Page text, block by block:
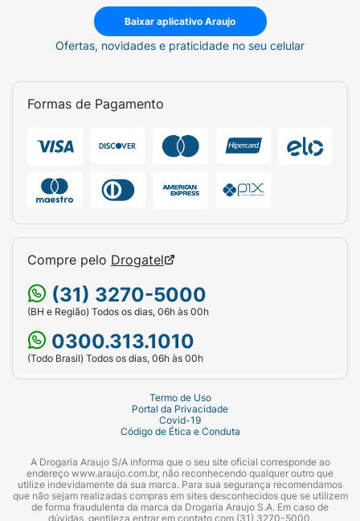
Baixar aplicativo Araujo
Ofertas, novidades e praticidade no seu celular
Formas de Pagamento
Compre pelo Drogatel
(31) 3270-5000
(BH e Região) Todos os dias, 06h às 00h
0300.313.1010
(Todo Brasil) Todos os dias, 06h às 00h
Termo de Uso
Portal da Privacidade
Covid-19
Código de Ética e Conduta
A Drogaria Araujo S/A informa que o seu site oficial corresponde ao
endereço www.araujo.com.br, não reconhecendo qualquer outro que
utilize indevidamente da sua marca. Para sua segurança recomendamos
que não sejam realizadas compras em sites desconhecidos que se utilizem
de forma fraudulenta da marca da Drogaria Araujo S.A. Em caso de
dúvidas, gentileza entrar em contato com (31) 3270-5000.